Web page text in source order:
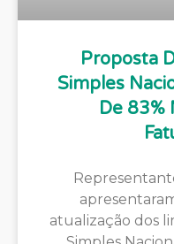
Proposta
Simples
De 83%
atualização dos